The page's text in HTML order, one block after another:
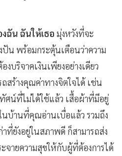
ฉัน ฉันให้เธอ มุ่งหวังที่จะ
ปัน พร้อมกระตุ้นเตือนว่าความ
งบริจาคเงินเพียงอย่างเดียว
สร้างคุณค่าทางจิตใจได้ เช่น
ศน์ที่ไม่ได้ใช้แล้ว เสื้อผ้าที่มีอยู่
บ้านที่คุณอ่านเบื่อแล้ว รวมถึง
ที่ยังอยู่ในสภาพดี ก็สามารถส่ง
จายความสุขให้กับผู้ที่ต้องการได้